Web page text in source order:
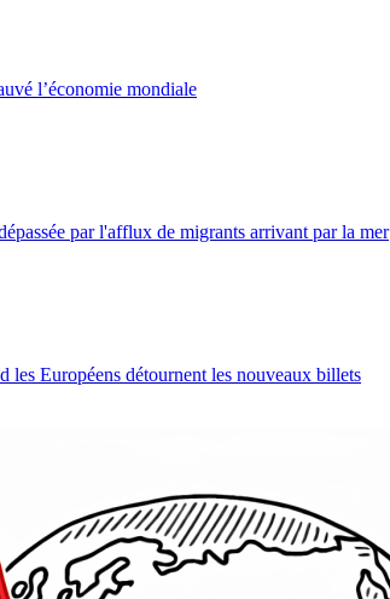
l’économie mondiale
par l'afflux de migrants arrivant par la mer
les Européens détournent les nouveaux billets